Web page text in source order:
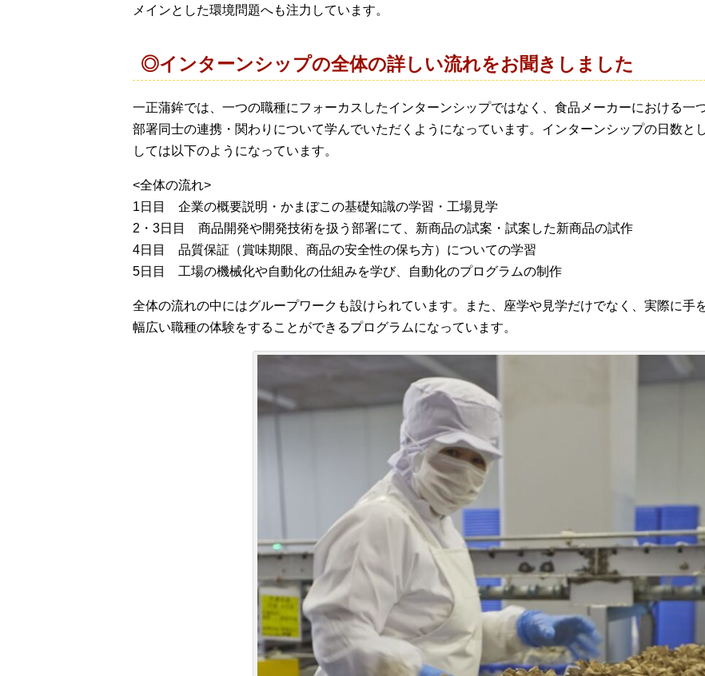
メインとした環境問題へも注力しています。
◎インターンシップの全体の詳しい流れをお聞きしました
一正蒲鉾では、一つの職種にフォーカスしたインターンシップではなく、食品メーカーにおける一
部署同士の連携・関わりについて学んでいただくようになっています。インターンシップの日数と
しては以下のようになっています。
<全体の流れ>
1日目 企業の概要説明・かまぼこの基礎知識の学習・工場見学
2・3日目 商品開発や開発技術を扱う部署にて、新商品の試案・試案した新商品の試作
4日目 品質保証（賞味期限、商品の安全性の保ち方）についての学習
5日目 工場の機械化や自動化の仕組みを学び、自動化のプログラムの制作
全体の流れの中にはグループワークも設けられています。また、座学や見学だけでなく、実際に手
幅広い職種の体験をすることができるプログラムになっています。